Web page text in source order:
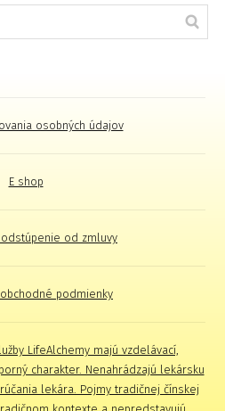
osobných údajov
E shop
od zmluvy
podmienky
LifeAlchemy majú vzdelávací,
charakter. Nenahrádzajú lekársku
lekára. Pojmy tradičnej čínskej